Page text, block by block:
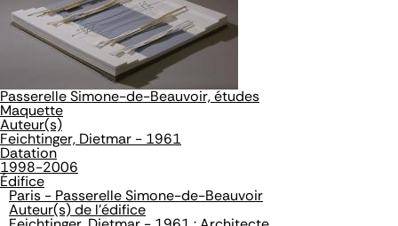
Passerelle Simone-de-Beauvoir, études
Maquette
Auteur(s)
Feichtinger, Dietmar - 1961
Datation
1998-2006
Édifice
Paris - Passerelle Simone-de-Beauvoir
Auteur(s) de l'édifice